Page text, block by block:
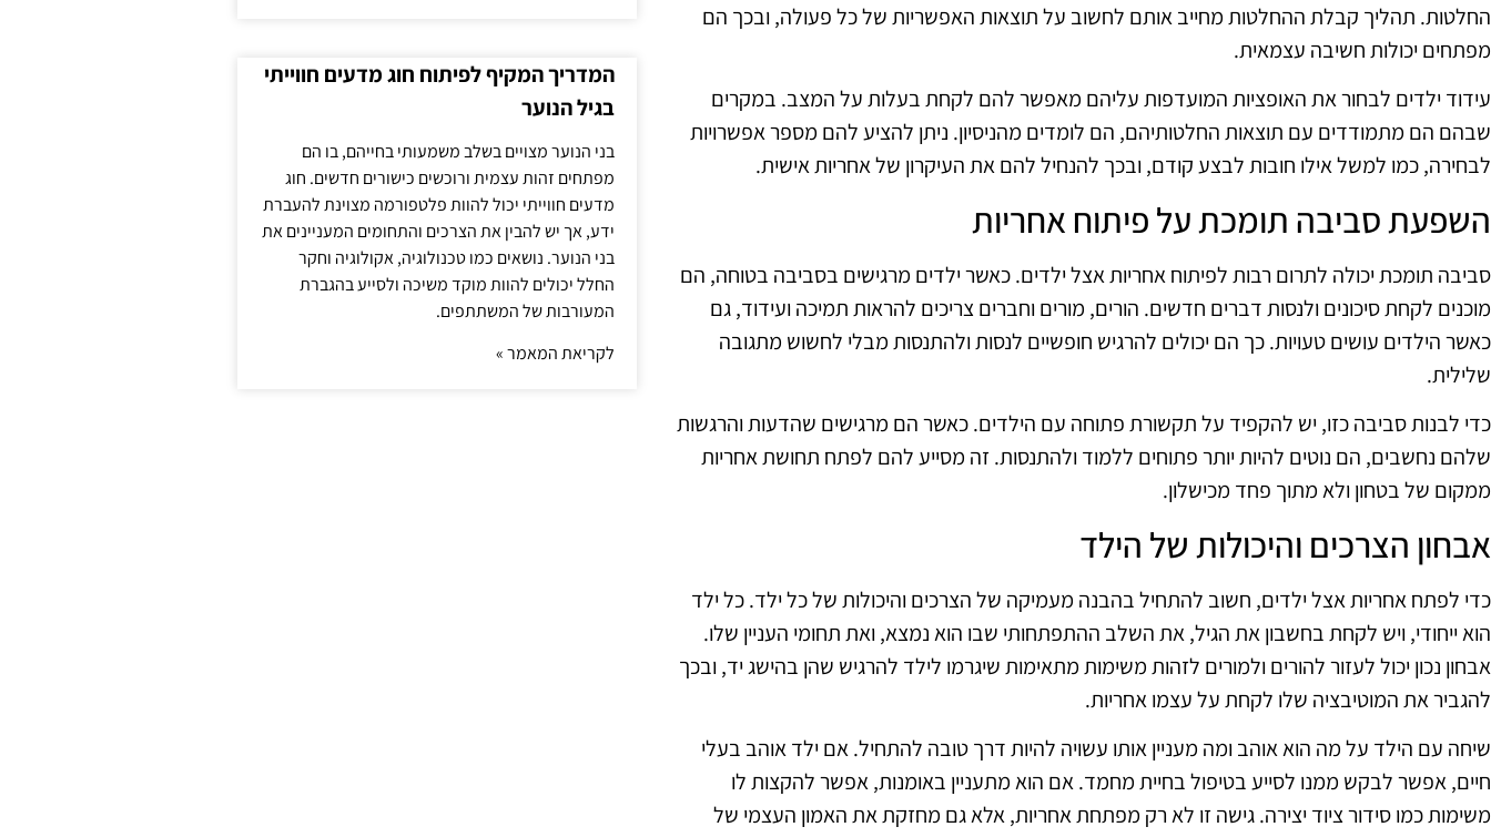
החלטות. תהליך קבלת ההחלטות מחייב אותם לחשוב על תוצאות האפשריות של כל פעולה, ובכך הם
מפתחים יכולות חשיבה עצמאית.
עידוד ילדים לבחור את האופציות המועדפות עליהם מאפשר להם לקחת בעלות על המצב. במקרים
שבהם הם מתמודדים עם תוצאות החלטותיהם, הם לומדים מהניסיון. ניתן להציע להם מספר אפשרויות
לבחירה, כמו למשל אילו חובות לבצע קודם, ובכך להנחיל להם את העיקרון של אחריות אישית.
השפעת סביבה תומכת על פיתוח אחריות
סביבה תומכת יכולה לתרום רבות לפיתוח אחריות אצל ילדים. כאשר ילדים מרגישים בסביבה בטוחה, הם
מוכנים לקחת סיכונים ולנסות דברים חדשים. הורים, מורים וחברים צריכים להראות תמיכה ועידוד, גם
כאשר הילדים עושים טעויות. כך הם יכולים להרגיש חופשיים לנסות ולהתנסות מבלי לחשוש מתגובה
שלילית.
כדי לבנות סביבה כזו, יש להקפיד על תקשורת פתוחה עם הילדים. כאשר הם מרגישים שהדעות והרגשות
שלהם נחשבים, הם נוטים להיות יותר פתוחים ללמוד ולהתנסות. זה מסייע להם לפתח תחושת אחריות
ממקום של בטחון ולא מתוך פחד מכישלון.
אבחון הצרכים והיכולות של הילד
כדי לפתח אחריות אצל ילדים, חשוב להתחיל בהבנה מעמיקה של הצרכים והיכולות של כל ילד. כל ילד
הוא ייחודי, ויש לקחת בחשבון את הגיל, את השלב ההתפתחותי שבו הוא נמצא, ואת תחומי העניין שלו.
אבחון נכון יכול לעזור להורים ולמורים לזהות משימות מתאימות שיגרמו לילד להרגיש שהן בהישג יד, ובכך
להגביר את המוטיבציה שלו לקחת על עצמו אחריות.
שיחה עם הילד על מה הוא אוהב ומה מעניין אותו עשויה להיות דרך טובה להתחיל. אם ילד אוהב בעלי
חיים, אפשר לבקש ממנו לסייע בטיפול בחיית מחמד. אם הוא מתעניין באומנות, אפשר להקצות לו
משימות כמו סידור ציוד יצירה. גישה זו לא רק מפתחת אחריות, אלא גם מחזקת את האמון העצמי של
המדריך המקיף לפיתוח חוג מדעים חווייתי
בגיל הנוער
בני הנוער מצויים בשלב משמעותי בחייהם, בו הם
מפתחים זהות עצמית ורוכשים כישורים חדשים. חוג
מדעים חווייתי יכול להוות פלטפורמה מצוינת להעברת
ידע, אך יש להבין את הצרכים והתחומים המעניינים את
בני הנוער. נושאים כמו טכנולוגיה, אקולוגיה וחקר
החלל יכולים להוות מוקד משיכה ולסייע בהגברת
המעורבות של המשתתפים.
לקריאת המאמר »